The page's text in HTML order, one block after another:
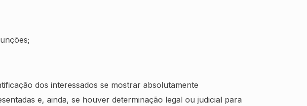
dos interessados se mostrar absolutamente
e, ainda, se houver determinação legal ou judicial para